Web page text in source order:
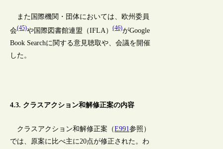
また国際機関・団体においては、欧州委員
会(45)や国際図書館連盟（IFLA）(46)がGoogle
Book Searchに関する意見聴取や、会議を開催
した。
4.3. クラスアクション和解修正案の内容
クラスアクション和解修正案（E991参照）
では、原案に比べ主に20点が修正された。わ